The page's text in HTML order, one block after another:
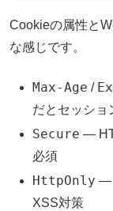
Cookieの属性と
な感じです。
Max-Age /
だとセッショ
Secure —
必須
HttpOnly —
XSS対策